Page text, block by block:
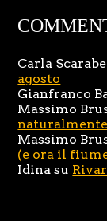
Carla
agosto
Gianfranco
Massimo
naturalmente
Massimo
(e ora il
Idina su